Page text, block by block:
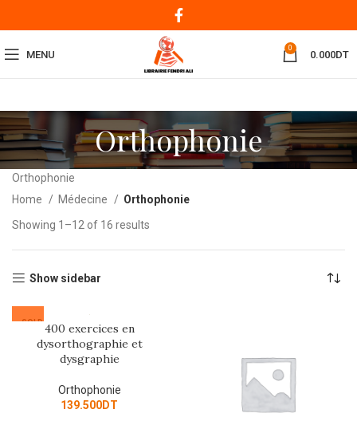
MENU
0
0.000DT
Orthophonie
Orthophonie
Home
Médecine
Orthophonie
Showing 1–12 of 16 results
Show sidebar
SOLD 400 exercices en
dysorthographie et
dysgraphie
Orthophonie
139.500DT